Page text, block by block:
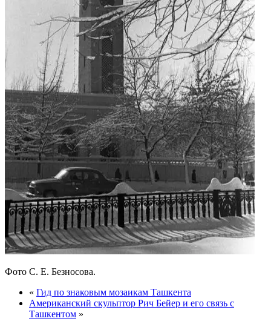
Фото С. Е. Безносова.
« Гид по знаковым мозаикам Ташкента
Американский скульптор Рич Бейер и его связь с
Ташкентом »